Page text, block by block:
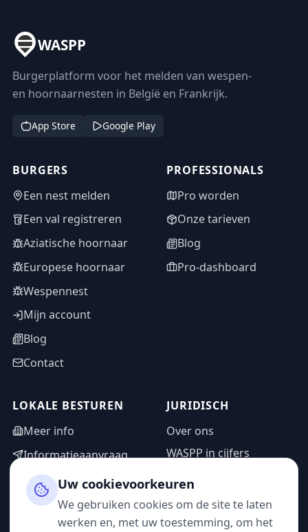
WASPP
Burgerplatform voor het melden van wespen-
en hoornaarnesten in België en Frankrijk.
App Store Google Play
BURGERS
Een nest melden
Een val registreren
Aziatische hoornaar
Europese hoornaar
Wespennest
Mijn account
Blog
Contact
PROFESSIONALS
Pro worden
Onze tarieven
Blog
Pro-dashboard
LOKALE BESTUREN
Meer info
Informatieaanvraag
Adminzone
JURIDISCH
Over ons
WASPP in cijfers
Privacybeleid
Gebruiksvoorwaarden
Uw cookievoorkeuren
We gebruiken cookies om de site te laten
werken en, met uw toestemming, om het